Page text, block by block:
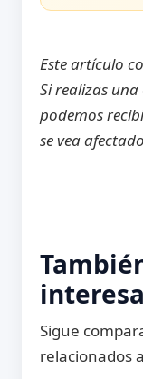
Este artículo
Si realizas
podemos
se vea
Sigue
relacionados